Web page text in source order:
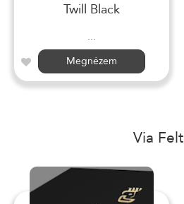
Twill Black
...
Megnézem
Via Felt